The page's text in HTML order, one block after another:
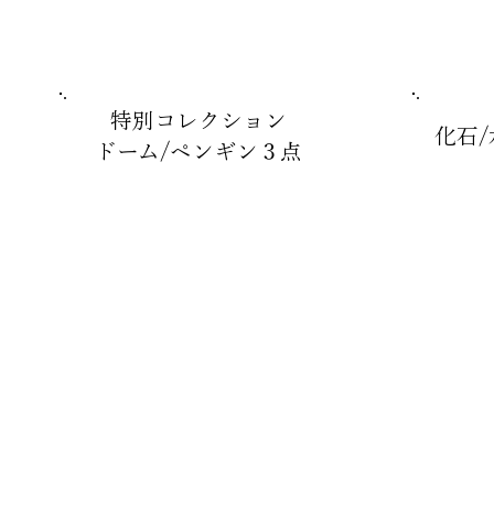
特別コレクション
​ドーム/ペンギン３点
化石/